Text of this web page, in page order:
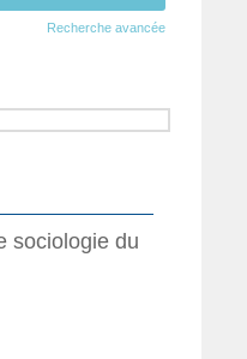
Recherche avancée
sociologie du